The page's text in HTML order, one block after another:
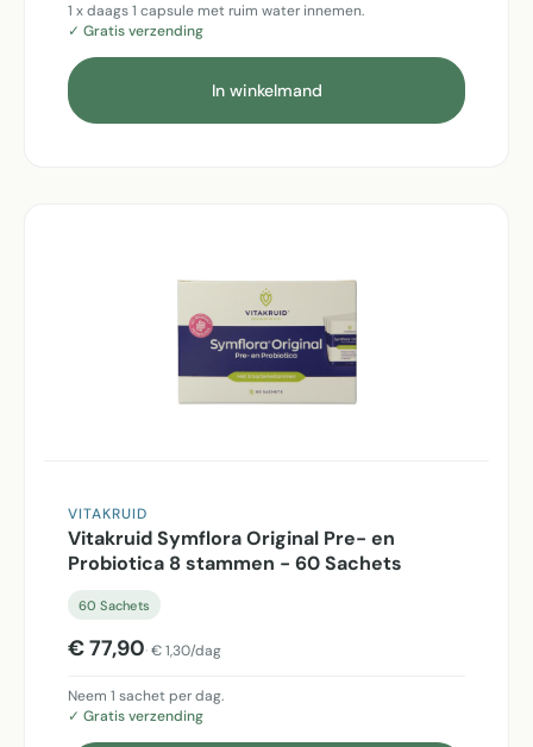
1 x daags 1 capsule met ruim water innemen.
✓ Gratis verzending
In winkelmand
VITAKRUID
Vitakruid Symflora Original Pre- en
Probiotica 8 stammen - 60 Sachets
60 Sachets
€ 77,90 € 1,30/dag
Neem 1 sachet per dag.
✓ Gratis verzending